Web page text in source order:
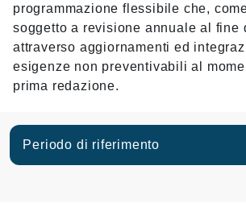
programmazione flessibile che,
soggetto a revisione annuale al fine
attraverso aggiornamenti ed
esigenze non preventivabili al
prima redazione.
Periodo di riferimento